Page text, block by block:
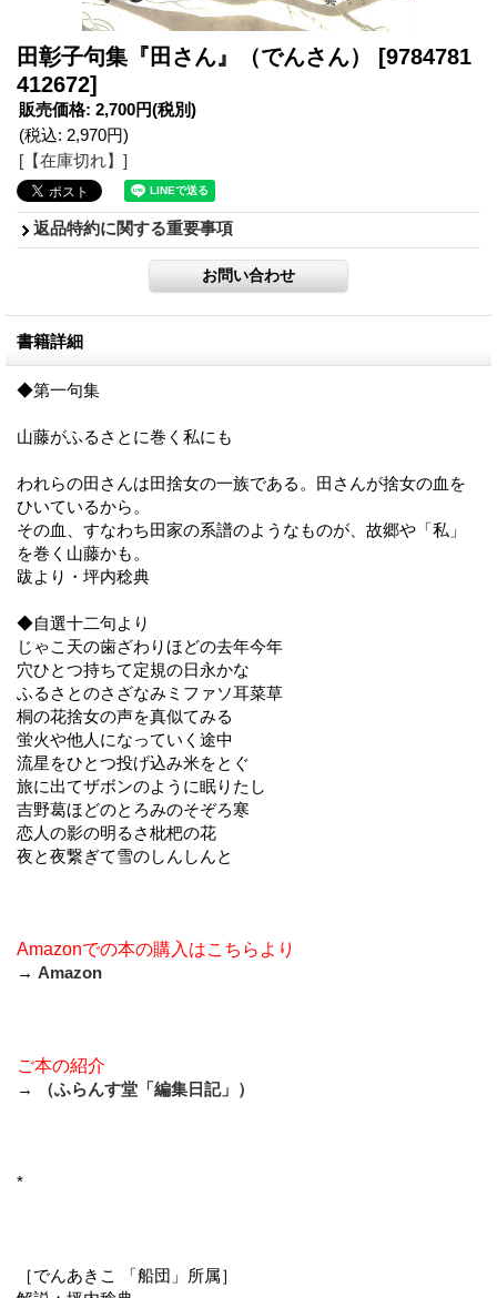
田彰子句集『田さん』（でんさん）
[9784781
412672]
販売価格: 2,700円(税別)
(税込: 2,970円)
[【在庫切れ】]
返品特約に関する重要事項
書籍詳細
◆第一句集
山藤がふるさとに巻く私にも
われらの田さんは田捨女の一族である。田さんが捨女の血を
ひいているから。
その血、すなわち田家の系譜のようなものが、故郷や「私」
を巻く山藤かも。
跋より・坪内稔典
◆自選十二句より
じゃこ天の歯ざわりほどの去年今年
穴ひとつ持ちて定規の日永かな
ふるさとのさざなみミファソ耳菜草
桐の花捨女の声を真似てみる
蛍火や他人になっていく途中
流星をひとつ投げ込み米をとぐ
旅に出てザボンのように眠りたし
吉野葛ほどのとろみのそぞろ寒
恋人の影の明るさ枇杷の花
夜と夜繋ぎて雪のしんしんと
Amazonでの本の購入はこちらより
→ Amazon
ご本の紹介
→
（ふらんす堂「編集日記」）
*
［でんあきこ 「船団」所属］